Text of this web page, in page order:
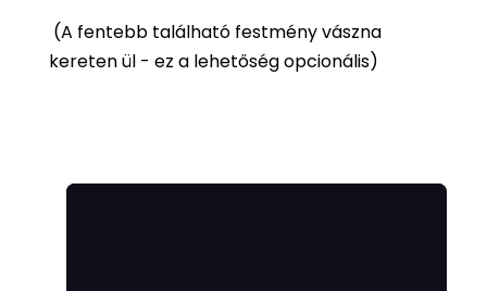
(A fentebb található festmény vászna
kereten ül - ez a lehetőség opcionális)